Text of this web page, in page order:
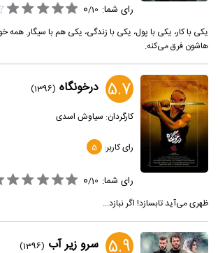
رای شما: 0/10
یکی با کار، یکی با پول، یکی با زندگی، یکی هم با سیگار.
هاشون فرق می‌کنه.
5.7 درخونگاه (1396)
کارگردان: سیاوش اسدی
رای کاربر: 5
رای شما: 0/10
ظهری می‌آید تابسازد! اگر نبازد...
5.9 سرو زیر آب (1396)